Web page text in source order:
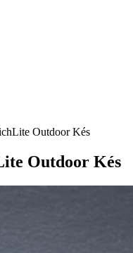
Outdoor Kés
Outdoor Kés